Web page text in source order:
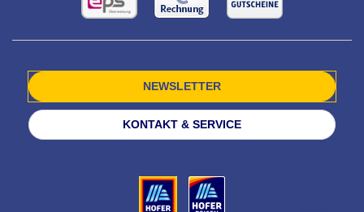
NEWSLETTER
KONTAKT & SERVICE